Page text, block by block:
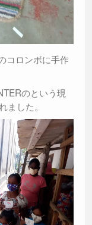
コロンボに手作
のという現
した。